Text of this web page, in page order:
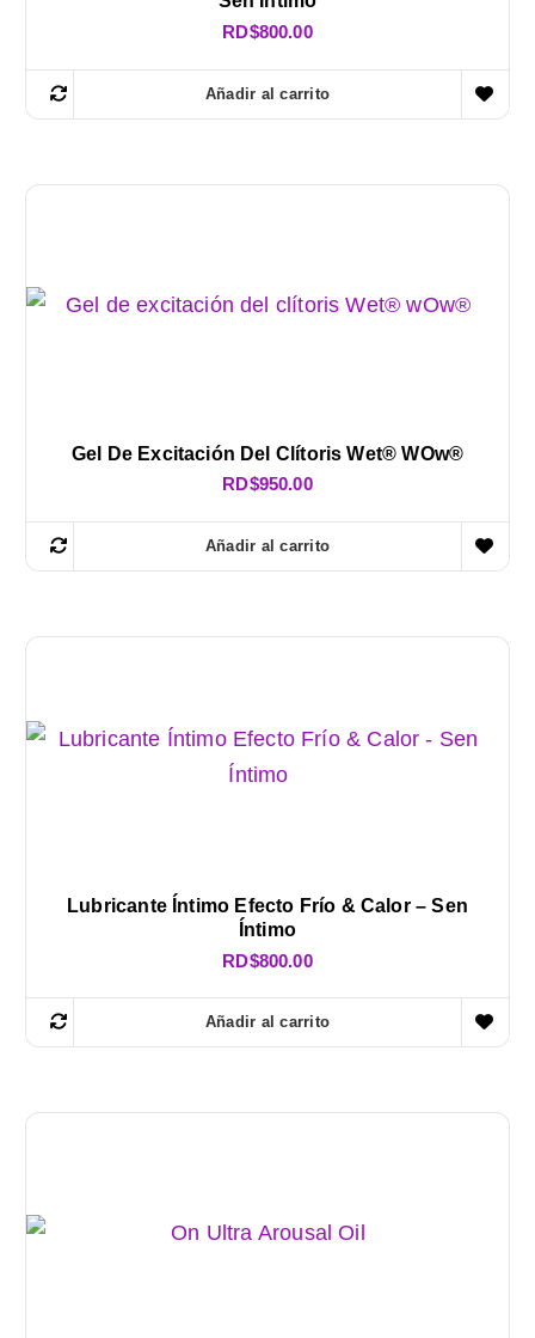
RD$800.00
Añadir al carrito
Gel De Excitación Del Clítoris Wet® WOw®
RD$950.00
Añadir al carrito
Lubricante Íntimo Efecto Frío & Calor – Sen
Íntimo
RD$800.00
Añadir al carrito